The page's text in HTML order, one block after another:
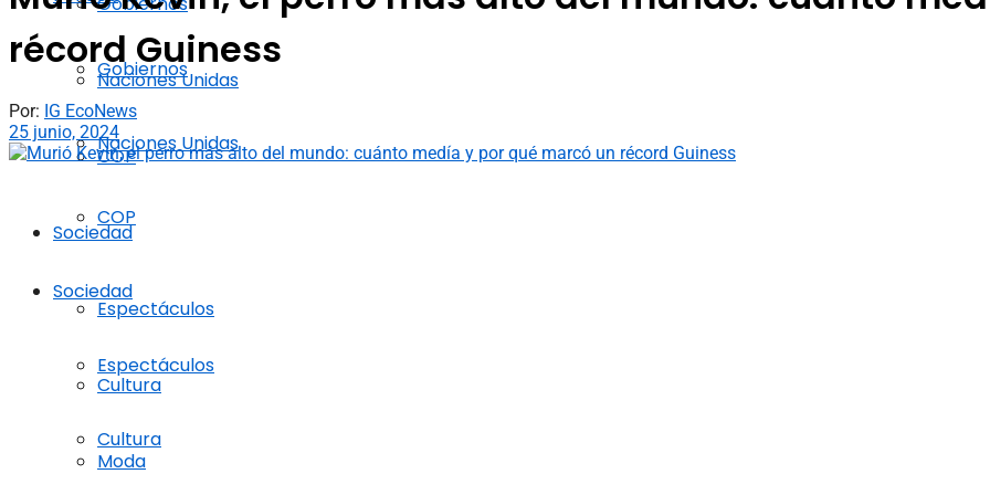
Naciones Unidas
COP
Sociedad
Espectáculos
Cultura
Moda
Gobiernos
Naciones Unidas
COP
Sociedad
Espectáculos
Cultura
récord Guiness
Por: IG EcoNews
25 junio, 2024